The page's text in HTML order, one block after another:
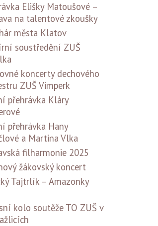
Elišky Matoušové –
na talentové zkoušky
města Klatov
soustředění ZUŠ
koncerty dechového
ZUŠ Vimperk
přehrávka Kláry
přehrávka Hany
a Martina Vlka
filharmonie 2025
žákovský koncert
Tajtrlík – Amazonky
kolo soutěže TO ZUŠ v